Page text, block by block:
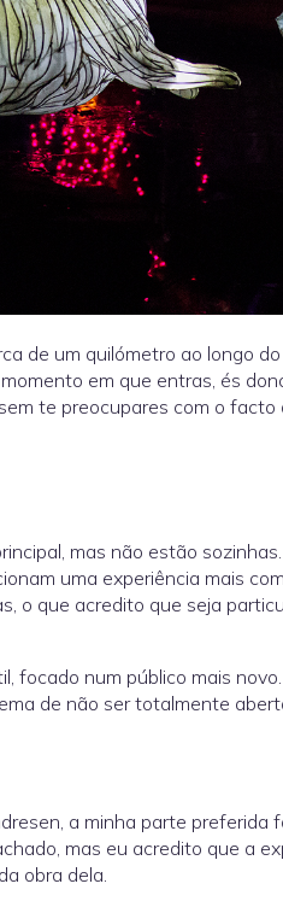
de um quilómetro ao longo
em que entras, és
te preocupares com o
mas não estão
uma experiência mais
o que acredito que seja
num público mais
de não ser totalmente
a minha parte preferida
mas eu acredito que a
obra dela.